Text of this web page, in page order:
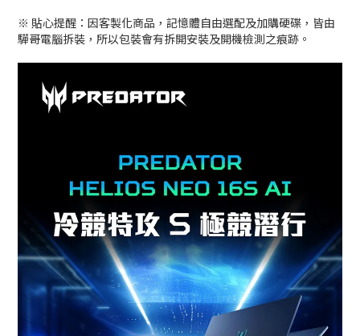
※ 貼心提醒：因客製化商品，記憶體自由選配及加購硬碟，皆由
驊哥電腦拆裝，所以包裝會有拆開安裝及開機檢測之痕跡。